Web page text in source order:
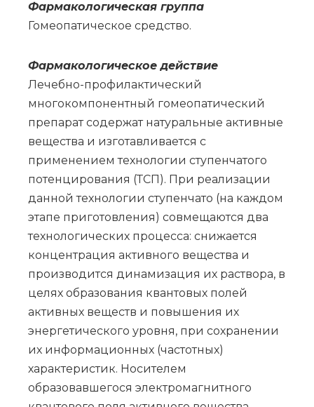
Фар­ма­ко­ло­ги­че­ская груп­па
Го­мео­па­ти­че­ское сред­ство.
Фармакологическое действие
Лечебно-профилактический
многокомпонентный гомеопатический
препарат содержат натуральные активные
вещества и изготавливается с
применением технологии ступенчатого
потенцирования (ТСП). При реализации
данной технологии ступенчато (на каждом
этапе приготовления) совмещаются два
технологических процесса: снижается
концентрация активного вещества и
производится динамизация их раствора, в
целях образования квантовых полей
активных веществ и повышения их
энергетического уровня, при сохранении
их информационных (частотных)
характеристик. Носителем
образовавшегося электромагнитного